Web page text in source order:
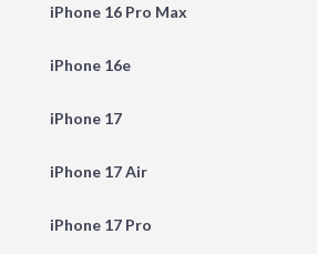
iPhone 16 Pro Max
iPhone 16e
iPhone 17
iPhone 17 Air
iPhone 17 Pro